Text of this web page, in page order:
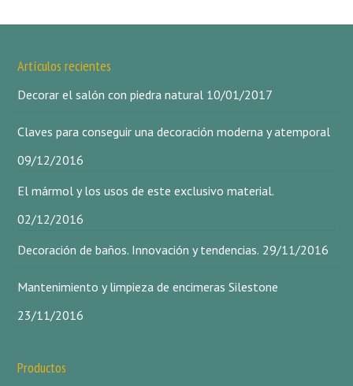
Artículos recientes
Decorar el salón con piedra natural 10/01/2017
Claves para conseguir una decoración moderna y atemporal
09/12/2016
El mármol y los usos de este exclusivo material.
02/12/2016
Decoración de baños. Innovación y tendencias. 29/11/2016
Mantenimiento y limpieza de encimeras Silestone
23/11/2016
Productos